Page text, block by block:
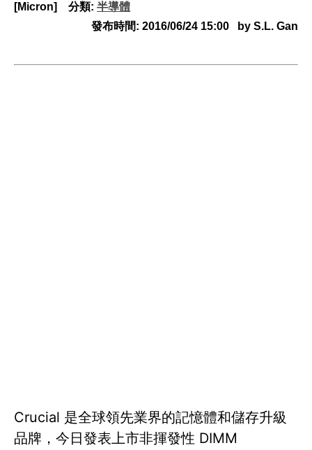
[Micron] 分類: 半導體
發布時間: 2016/06/24 15:00 by S.L. Gan
Crucial 是全球領先業界的記憶體和儲存升級
品牌，今日發表上市非揮發性 DIMM